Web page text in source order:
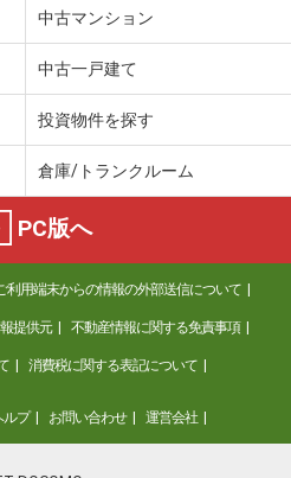
中古マンション
中古一戸建て
投資物件を探す
倉庫/トランクルーム
PC版へ
利用端末からの情報の外部送信について
提供元 不動産情報に関する免責事項
消費税に関する表記について
ルプ お問い合わせ 運営会社